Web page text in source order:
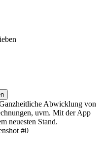
Abwicklung von
uvm. Mit der App
neuesten Stand.